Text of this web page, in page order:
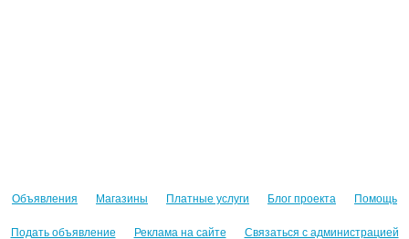
Объявления Магазины Платные услуги Блог проекта Помощь
Подать объявление Реклама на сайте Связаться с администрацией